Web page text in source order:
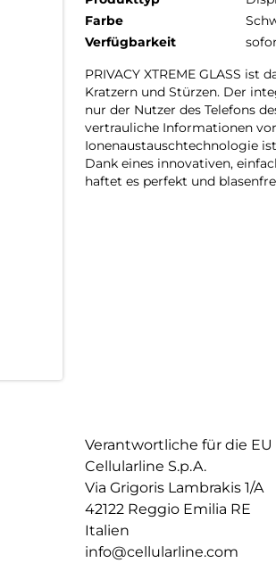
Farbe
Verfügbarkeit
PRIVACY XTREME GLASS
Kratzern und Stürzen. Der
nur der Nutzer des Telefons
vertrauliche Informationen
Ionenaustauschtechnologie
Dank eines innovativen,
haftet es perfekt und
Verantwortliche für die EU
Cellularline S.p.A.
Via Grigoris Lambrakis 1/A
42122 Reggio Emilia RE
Italien
info@cellularline.com